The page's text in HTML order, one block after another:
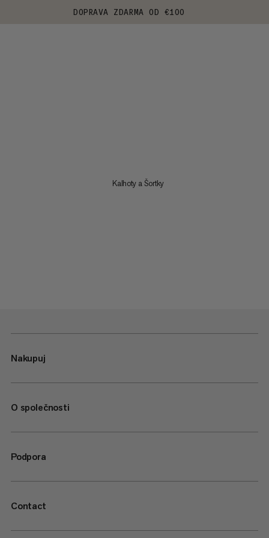
DOPRAVA ZDARMA OD €100
Kalhoty a Šortky
Nakupuj
O společnosti
Podpora
Contact